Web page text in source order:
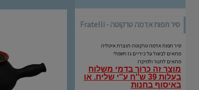
סיר תפוח אדמה טרקוטה - Fratelli
סיר תפוח אדמה טרקוטה תוצרת איטליה
מתאים לבשול על כיריים גז חשמלי
מתאים לתנור ולמיקרו
מוצר זה כרוך בדמי משלוח
בעלות 39 ש''ח ע''י שליח.
או
באיסוף בחנות